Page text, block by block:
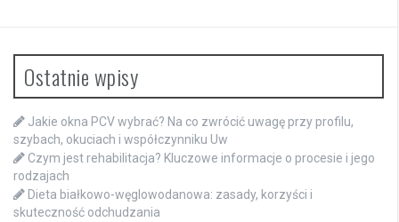
Ostatnie wpisy
Jakie okna PCV wybrać? Na co zwrócić uwagę przy profilu,
szybach, okuciach i współczynniku Uw
Czym jest rehabilitacja? Kluczowe informacje o procesie i jego
rodzajach
Dieta białkowo-węglowodanowa: zasady, korzyści i
skuteczność odchudzania